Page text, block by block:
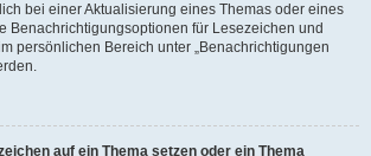
bei einer Aktualisierung eines Themas oder eines
Benachrichtigungsoptionen für Lesezeichen und
persönlichen Bereich unter „Benachrichtigungen
auf ein Thema setzen oder ein Thema